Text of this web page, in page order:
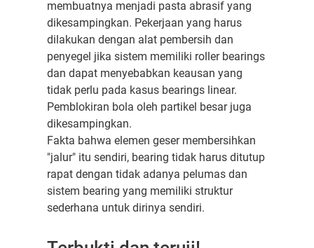
membuatnya menjadi pasta abrasif yang
dikesampingkan. Pekerjaan yang harus
dilakukan dengan alat pembersih dan
penyegel jika sistem memiliki roller bearings
dan dapat menyebabkan keausan yang
tidak perlu pada kasus bearings linear.
Pemblokiran bola oleh partikel besar juga
dikesampingkan.
Fakta bahwa elemen geser membersihkan
"jalur" itu sendiri, bearing tidak harus ditutup
rapat dengan tidak adanya pelumas dan
sistem bearing yang memiliki struktur
sederhana untuk dirinya sendiri.